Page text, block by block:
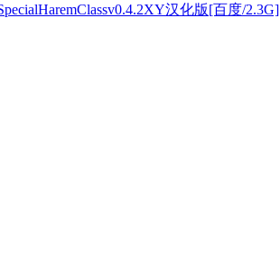
汉化版[百度/2.3G]